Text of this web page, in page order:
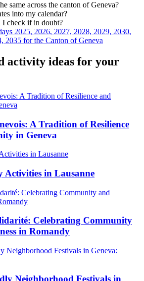
same across the canton of Geneva?
into my calendar?
I check if in doubt?
2025, 2026, 2027, 2028, 2029, 2030,
2035 for the Canton of Geneva
activity ideas for your
A Tradition of Resilience
in Geneva
Activities in Lausanne
Celebrating Community
in Romandy
Neighborhood Festivals in